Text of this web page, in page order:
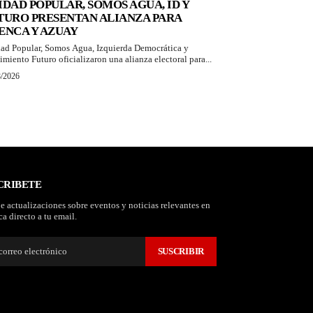
POPULAR, SOMOS AGUA, ID Y
PRESENTAN ALIANZA PARA
Y AZUAY
Popular, Somos Agua, Izquierda Democrática y
Futuro oficializaron una alianza electoral para...
2026
actualizaciones sobre eventos y noticias relevantes en
directo a tu email.
SUSCRIBIR